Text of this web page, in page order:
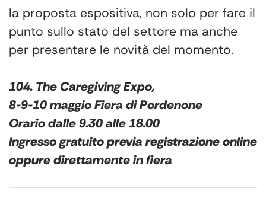
la proposta espositiva, non solo per fare il
punto sullo stato del settore ma anche
per presentare le novità del momento.
104. The Caregiving Expo,
8-9-10 maggio Fiera di Pordenone
Orario dalle 9.30 alle 18.00
Ingresso gratuito previa registrazione online
oppure direttamente in fiera